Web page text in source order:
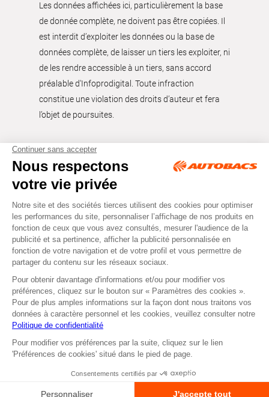
Les données affichées ici, particulièrement la base
de donnée complète, ne doivent pas être copiées. Il
est interdit d’exploiter les données ou la base de
données complète, de laisser un tiers les exploiter, ni
de les rendre accessible à un tiers, sans accord
préalable d'Infoprodigital. Toute infraction
constitue une violation des droits d’auteur et fera
l’objet de poursuites.
Tous droits réservés © Autobacs
Mentions légales RGPD
Cookies CGV
Facebook Instagram